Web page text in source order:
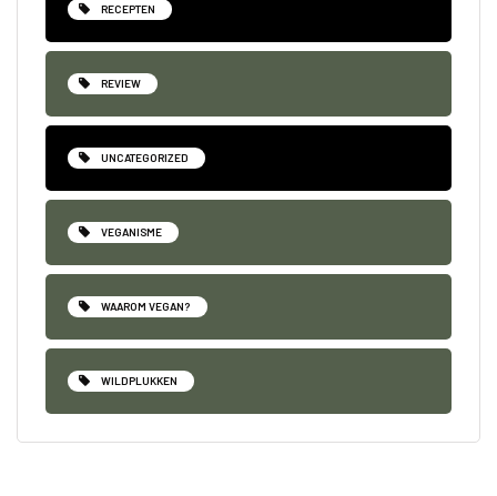
RECEPTEN
REVIEW
UNCATEGORIZED
VEGANISME
WAAROM VEGAN?
WILDPLUKKEN